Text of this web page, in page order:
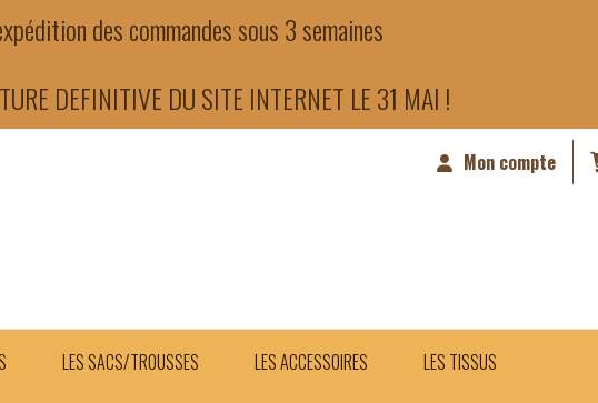
des commandes sous 3 semaines
DEFINITIVE DU SITE INTERNET LE 31 MAI !
Mon compte
LES SACS/TROUSSES LES ACCESSOIRES LES TISSUS